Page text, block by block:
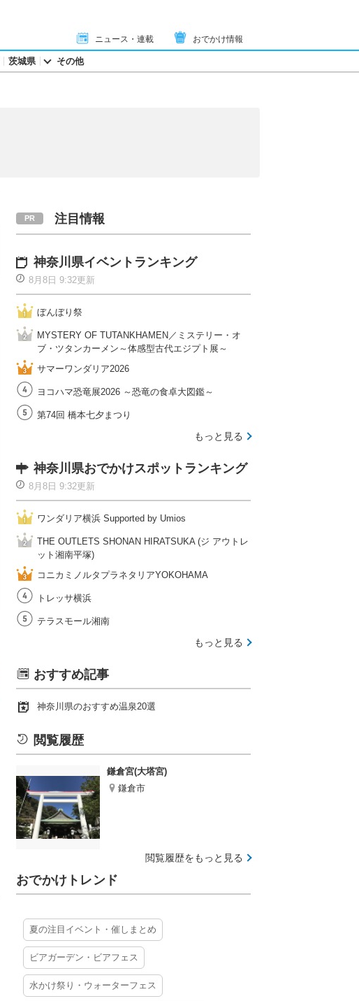
ニュース・連載 おでかけ情報
茨城県 その他
注目情報
神奈川県イベントランキング
8月8日 9:32更新
ぼんぼり祭
MYSTERY OF TUTANKHAMEN／ミステリー・オ
ブ・ツタンカーメン～体感型古代エジプト展～
サマーワンダリア2026
ヨコハマ恐竜展2026 ～恐竜の食卓大図鑑～
第74回 橋本七夕まつり
もっと見る
神奈川県おでかけスポットランキング
8月8日 9:32更新
ワンダリア横浜 Supported by Umios
THE OUTLETS SHONAN HIRATSUKA (ジ アウトレ
ット湘南平塚)
コニカミノルタプラネタリアYOKOHAMA
トレッサ横浜
テラスモール湘南
もっと見る
おすすめ記事
神奈川県のおすすめ温泉20選
閲覧履歴
鎌倉宮(大塔宮)
鎌倉市
閲覧履歴をもっと見る
おでかけトレンド
夏の注目イベント・催しまとめ
ビアガーデン・ビアフェス
水かけ祭り・ウォーターフェス